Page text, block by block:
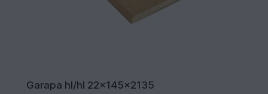
Garapa hl/hl 22x145x2135